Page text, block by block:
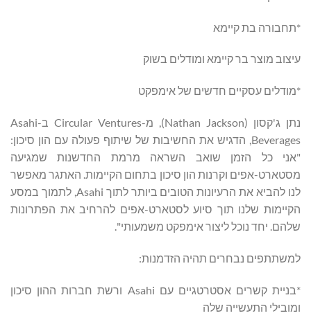
*תחבורה בת קיימא
עיצוב מוצר בר קיימא ומודלים בשוק
*מודלים עסקיים חדשים של אימפקט
נתן ג'קסון (Nathan Jackson), מ-Circular Ventures ב-Asahi
Beverages, הדגיש את החשיבות של שיתוף פעולה עם הון סיכון:
"אני כל הזמן שואב השראה מרמת החדשנות שמגיעה
מסטארט-אפים וקרנות הון סיכון בתחום הקיימות. האתגר מאפשר
לנו להביא את הרעיונות הטובים ביותר לתוך Asahi, לתמוך במסע
הקיימות שלנו תוך סיוע לסטארט-אפים להרחיב את הפתרונות
שלהם. יחד נוכל ליצור אימפקט משמעותי".
למשתתפים נבחרים תהיה הזדמנות:
*בניית קשרים אסטרטגיים עם Asahi ורשת חברות ההון סיכון
ומובילי התעשייה שלה